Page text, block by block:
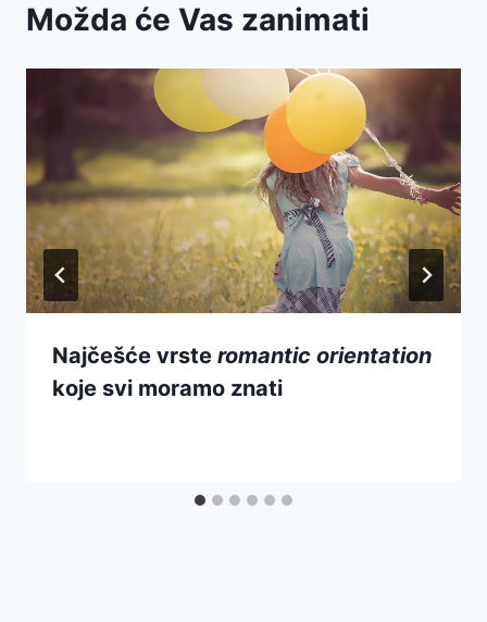
Možda će Vas zanimati
Najčešće vrste romantic orientation
koje svi moramo znati